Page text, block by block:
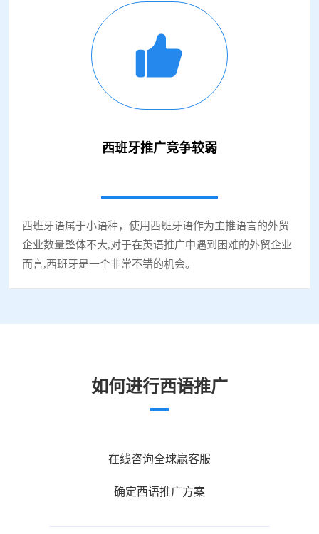
西班牙推广竞争较弱
西班牙语属于小语种，使用西班牙语作为主推语言的外贸
企业数量整体不大,对于在英语推广中遇到困难的外贸企业
而言,西班牙是一个非常不错的机会。
如何进行西语推广
在线咨询全球赢客服
确定西语推广方案